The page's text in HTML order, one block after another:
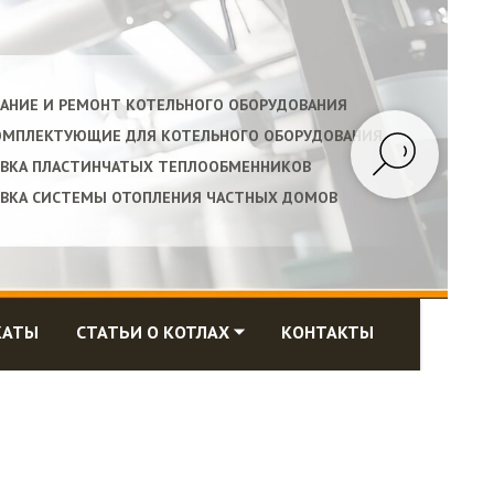
И РЕМОНТ КОТЕЛЬНОГО ОБОРУДОВАНИЯ
ДЛЯ КОТЕЛЬНОГО ОБОРУДОВАНИЯ
ПЛАСТИНЧАТЫХ ТЕПЛООБМЕННИКОВ
СИСТЕМЫ ОТОПЛЕНИЯ ЧАСТНЫХ ДОМОВ
СТАТЬИ О КОТЛАХ ⏷ КОНТАКТЫ